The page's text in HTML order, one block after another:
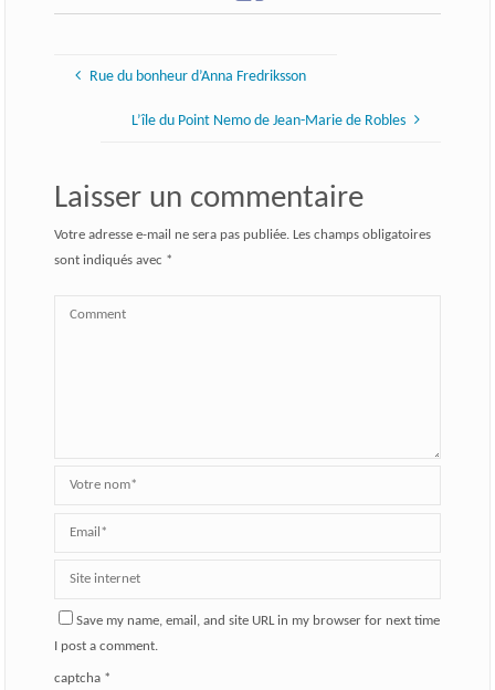
Rue du bonheur d’Anna Fredriksson
L’île du Point Nemo de Jean-Marie de Robles
Laisser un commentaire
Votre adresse e-mail ne sera pas publiée. Les champs obligatoires
sont indiqués avec *
Save my name, email, and site URL in my browser for next time
I post a comment.
captcha*